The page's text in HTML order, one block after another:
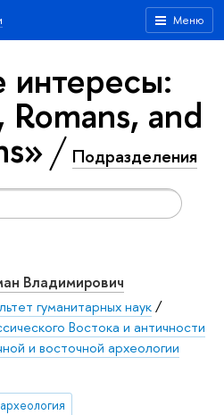
Меню
интересы:
and
Подразделения
Владимирович
гуманитарных наук/
Востока и античности
и восточной археологии